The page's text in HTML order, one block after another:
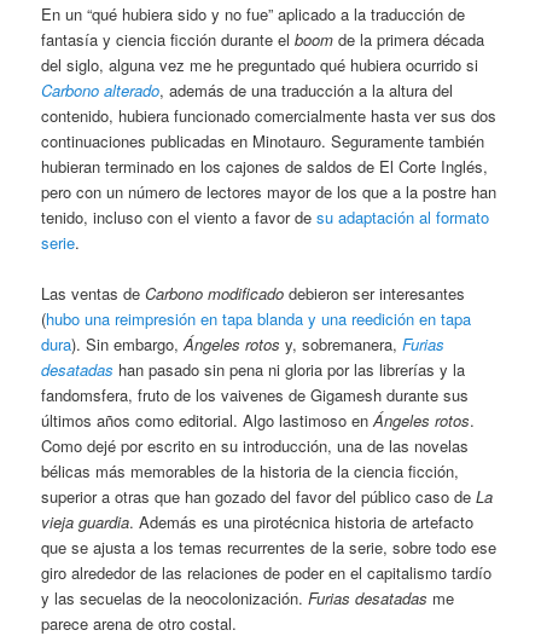
En un “qué hubiera sido y no fue” aplicado a la traducción de
fantasía y ciencia ficción durante elboom de la primera década
del siglo, alguna vez me he preguntado qué hubiera ocurrido si
Carbono alterado, además de una traducción a la altura del
contenido, hubiera funcionado comercialmente hasta ver sus dos
continuaciones publicadas en Minotauro. Seguramente también
hubieran terminado en los cajones de saldos de El Corte Inglés,
pero con un número de lectores mayor de los que a la postre han
tenido, incluso con el viento a favor desu adaptación al formato
serie.
Las ventas deCarbono modificado debieron ser interesantes
(hubo una reimpresión en tapa blanda y una reedición en tapa
dura). Sin embargo,Ángeles rotos y, sobremanera,Furias
desatadas han pasado sin pena ni gloria por las librerías y la
fandomsfera, fruto de los vaivenes de Gigamesh durante sus
últimos años como editorial. Algo lastimoso enÁngeles rotos.
Como dejé por escrito en su introducción, una de las novelas
bélicas más memorables de la historia de la ciencia ficción,
superior a otras que han gozado del favor del público caso deLa
vieja guardia. Además es una pirotécnica historia de artefacto
que se ajusta a los temas recurrentes de la serie, sobre todo ese
giro alrededor de las relaciones de poder en el capitalismo tardío
y las secuelas de la neocolonización.Furias desatadas me
parece arena de otro costal.